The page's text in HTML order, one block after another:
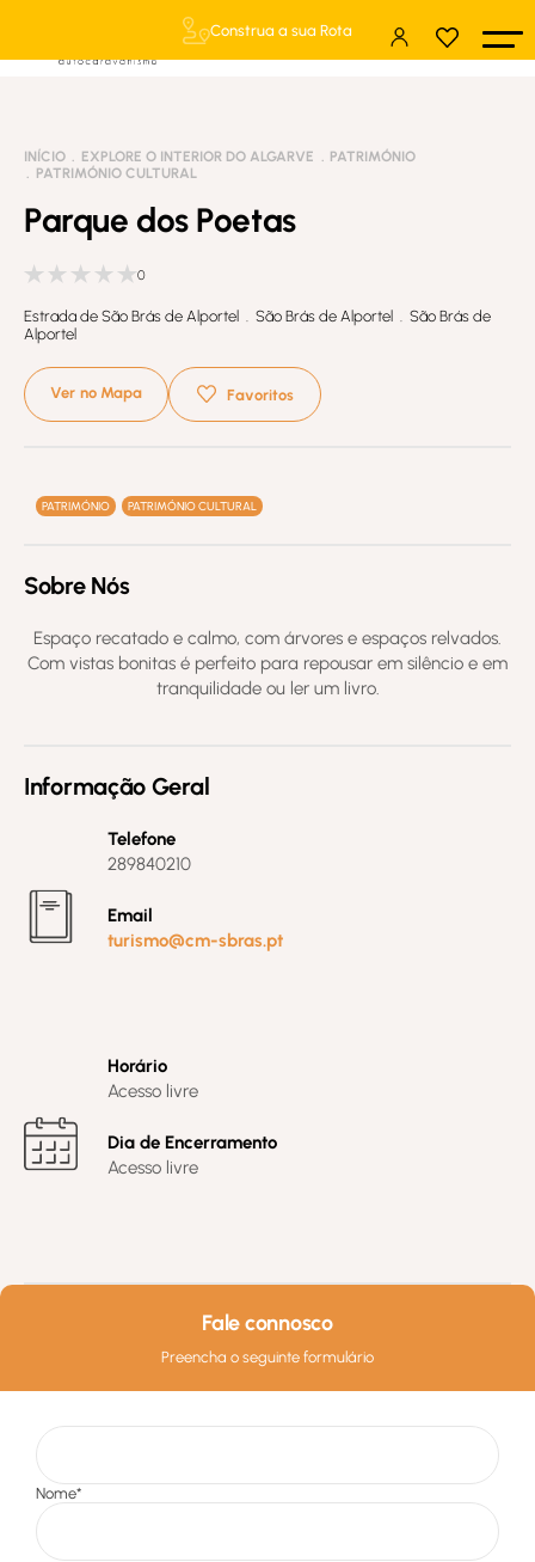
Construa a sua Rota
INÍCIO EXPLORE O INTERIOR DO ALGARVE
PATRIMÓNIO
PATRIMÓNIO CULTURAL
Parque dos Poetas
0
Estrada de São Brás de Alportel . São Brás de Alportel . São Brás de
Alportel
Ver no Mapa Favoritos
PATRIMÓNIO PATRIMÓNIO CULTURAL
Sobre Nós
Espaço recatado e calmo, com árvores e espaços relvados.
Com vistas bonitas é perfeito para repousar em silêncio e em
tranquilidade ou ler um livro.
Informação Geral
Telefone
289840210
Email
turismo@cm-sbras.pt
Horário
Acesso livre
Dia de Encerramento
Acesso livre
Fale connosco
Preencha o seguinte formulário